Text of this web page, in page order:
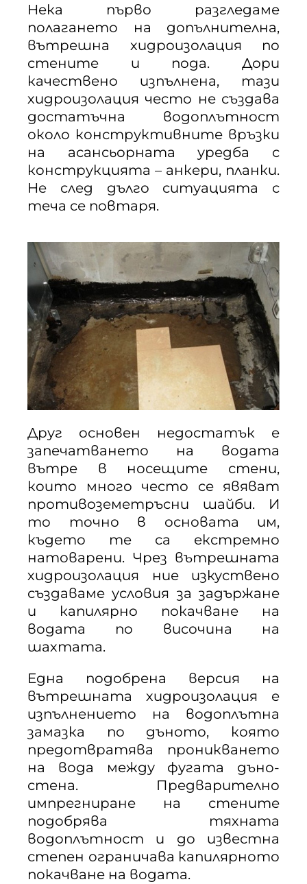
Нека първо разгледаме
полагането на допълнителна,
вътрешна хидроизолация по
стените и пода. Дори
качествено изпълнена, тази
хидроизолация често не създава
достатъчна водоплътност
около конструктивните връзки
на асансьорната уредба с
конструкцията – анкери, планки.
Не след дълго ситуацията с
теча се повтаря.
Друг основен недостатък е
запечатването на водата
вътре в носещите стени,
които много често се явяват
противоземетръсни шайби. И
то точно в основата им,
където те са екстремно
натоварени. Чрез вътрешната
хидроизолация ние изкуствено
създаваме условия за задържане
и капилярно покачване на
водата по височина на
шахтата.
Една подобрена версия на
вътрешната хидроизолация е
изпълнението на водоплътна
замазка по дъното, която
предотвратява проникването
на вода между фугата дъно-
стена. Предварително
импрегниране на стените
подобрява тяхната
водоплътност и до известна
степен ограничава капилярното
покачване на водата.